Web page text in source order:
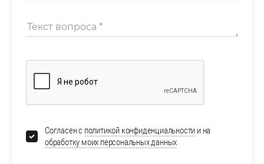
Согласен с политикой конфиденциальности и на
обработку моих персональных данных